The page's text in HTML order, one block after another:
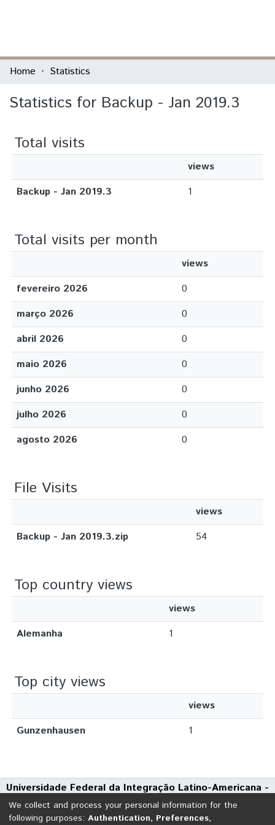
Communities & Collections
All of DSpace
Home Statistics
Statistics for Backup - Jan 2019.3
Total visits
views
Backup - Jan 2019.3
1
Total visits per month
views
fevereiro 2026
0
março 2026
0
abril 2026
0
maio 2026
0
junho 2026
0
julho 2026
0
agosto 2026
0
File Visits
views
Backup - Jan 2019.3.zip
54
Top country views
views
Alemanha
1
Top city views
views
Gunzenhausen
1
Universidade Federal da Integração Latino-Americana -
UNILA
Avenida Tarquínio Joslin dos Santos, 1000 - Polo Universitário
We collect and process your personal information for the
following purposes: Authentication, Preferences,